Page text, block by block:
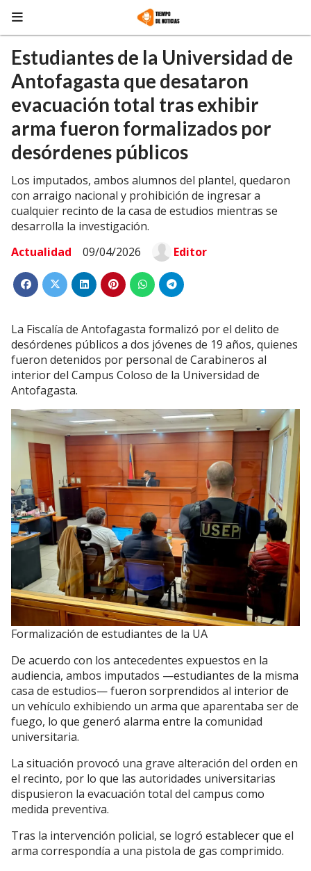
Estudiantes de la Universidad de
Antofagasta que desataron
evacuación total tras exhibir
arma fueron formalizados por
desórdenes públicos
Los imputados, ambos alumnos del plantel, quedaron
con arraigo nacional y prohibición de ingresar a
cualquier recinto de la casa de estudios mientras se
desarrolla la investigación.
Actualidad
09/04/2026 Editor
La Fiscalía de Antofagasta formalizó por el delito de
desórdenes públicos a dos jóvenes de 19 años, quienes
fueron detenidos por personal de Carabineros al
interior del Campus Coloso de la Universidad de
Antofagasta.
Formalización de estudiantes de la UA
De acuerdo con los antecedentes expuestos en la
audiencia, ambos imputados —estudiantes de la misma
casa de estudios— fueron sorprendidos al interior de
un vehículo exhibiendo un arma que aparentaba ser de
fuego, lo que generó alarma entre la comunidad
universitaria.
La situación provocó una grave alteración del orden en
el recinto, por lo que las autoridades universitarias
dispusieron la evacuación total del campus como
medida preventiva.
Tras la intervención policial, se logró establecer que el
arma correspondía a una pistola de gas comprimido.